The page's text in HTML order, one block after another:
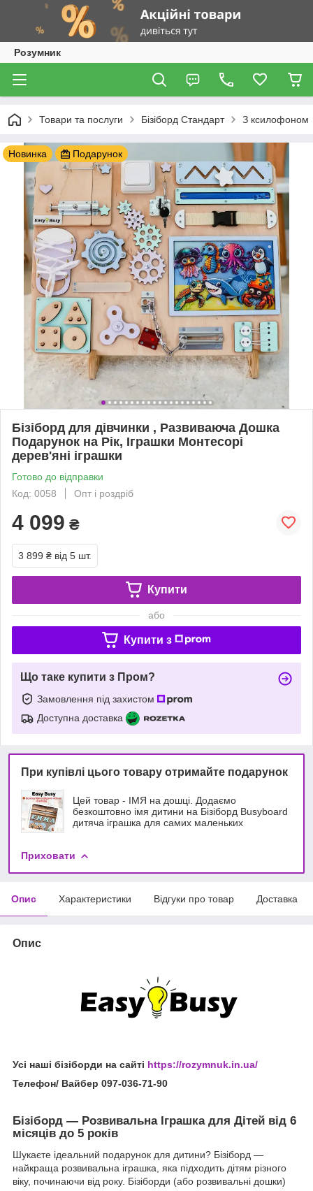
Розумник
Товари та послуги Бізіборд Стандарт З ксилофоном
Новинка Подарунок
Бізіборд для дівчинки , Развиваюча Дошка
Подарунок на Рік, Іграшки Монтесорі
дерев'яні іграшки
Готово до відправки
Код: 0058
Опт і роздріб
4 099 ₴
3 899 ₴ від 5 шт.
Купити
або
Купити з
Що таке купити з Пром?
Замовлення під захистом
Доступна доставка
При купівлі цього товару отримайте подарунок
Цей товар - ІМЯ на дошці. Додаємо
безкоштовно імя дитини на Бізіборд Busyboard
дитяча іграшка для самих маленьких
Приховати
Опис Характеристики Відгуки про товар Доставка
Опис
Усі наші бізіборди на сайті https://rozymnuk.in.ua/
Телефон/ Вайбер 097-036-71-90
Бізіборд — Розвивальна Іграшка для Дітей від 6
місяців до 5 років
Шукаєте ідеальний подарунок для дитини? Бізіборд —
найкраща розвивальна іграшка, яка підходить дітям різного
віку, починаючи від року. Бізіборди (або розвивальні дошки)